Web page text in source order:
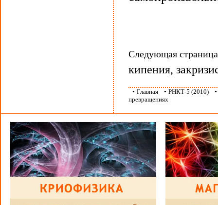
Следующая
кипения,
• Главная • РНКТ-5 (2010)
превращениях